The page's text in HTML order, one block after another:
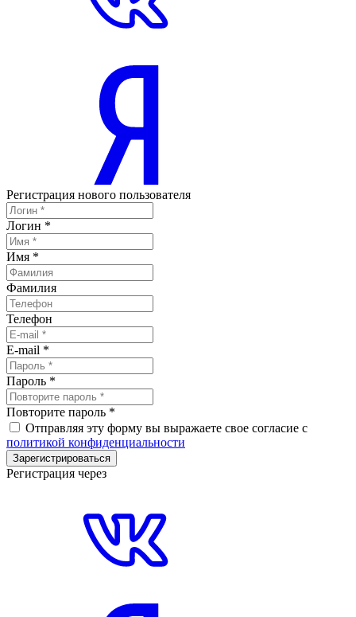
Регистрация нового пользователя
Логин *
Имя *
Фамилия
Телефон
E-mail *
Пароль *
Повторите пароль *
Отправляя эту форму вы выражаете свое согласие с
политикой конфиденциальности
Зарегистрироваться
Регистрация через